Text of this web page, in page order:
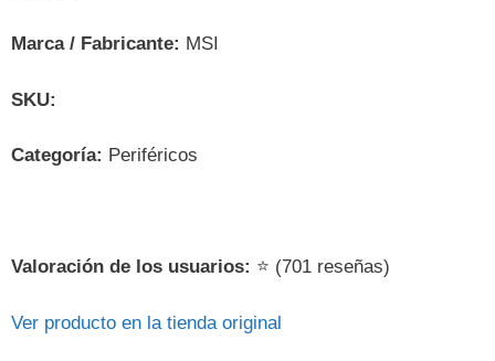
Marca / Fabricante: MSI
SKU:
Categoría: Periféricos
Valoración de los usuarios: ⭐ (701 reseñas)
Ver producto en la tienda original